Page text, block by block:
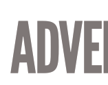
Aller
contenu